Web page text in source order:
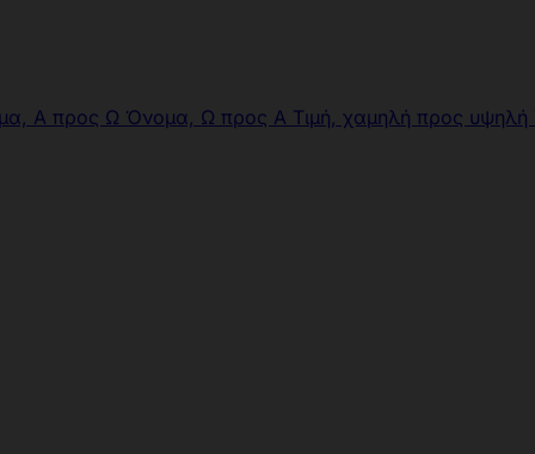
Α προς Ω Όνομα, Ω προς Α Τιμή, χαμηλή προς υψηλή